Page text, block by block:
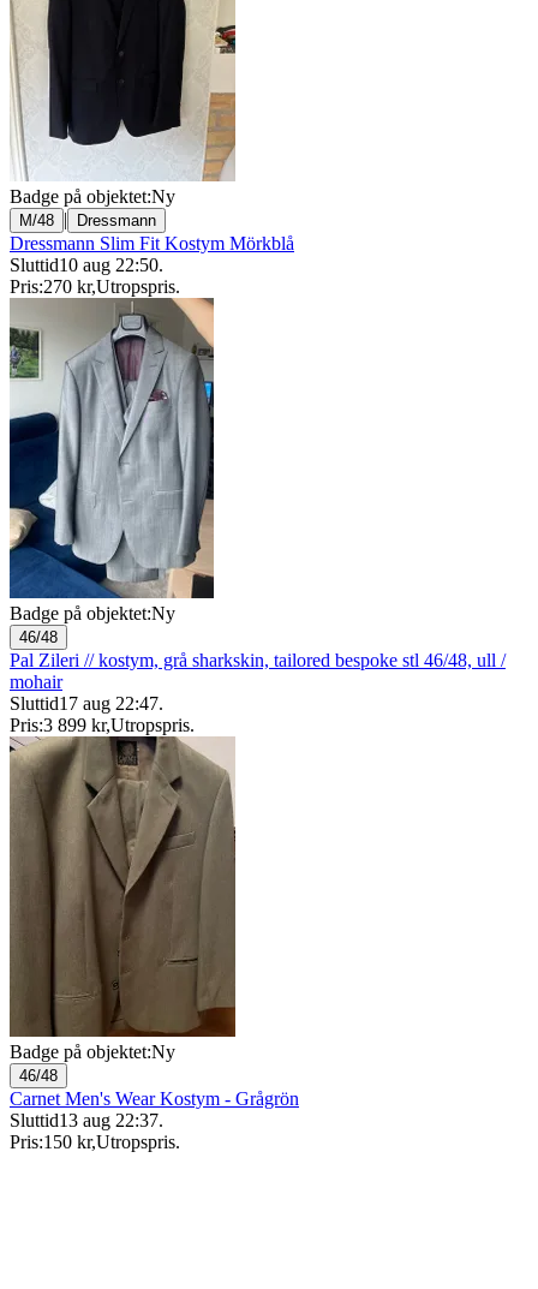
Badge på objektet:Ny
M/48 | Dressmann
Dressmann Slim Fit Kostym Mörkblå
Sluttid10 aug 22:50.
Pris:270 kr,Utropspris.
Badge på objektet:Ny
46/48
Pal Zileri // kostym, grå sharkskin, tailored bespoke stl 46/48, ull /
mohair
Sluttid17 aug 22:47.
Pris:3 899 kr,Utropspris.
Badge på objektet:Ny
46/48
Carnet Men's Wear Kostym - Grågrön
Sluttid13 aug 22:37.
Pris:150 kr,Utropspris.